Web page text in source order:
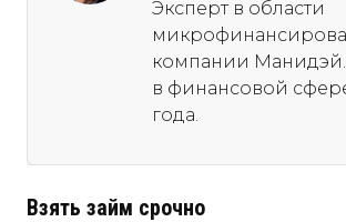
Эксперт в области
компании Манидэй.
в финансовой
года.
Взять займ срочно